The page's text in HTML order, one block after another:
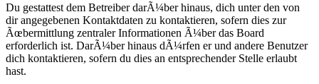
Du gestattest dem Betreiber darÃ¼ber hinaus, dich unter den von
dir angegebenen Kontaktdaten zu kontaktieren, sofern dies zur
Ãœbermittlung zentraler Informationen Ã¼ber das Board
erforderlich ist. DarÃ¼ber hinaus dÃ¼rfen er und andere Benutzer
dich kontaktieren, sofern du dies an entsprechender Stelle erlaubt
hast.